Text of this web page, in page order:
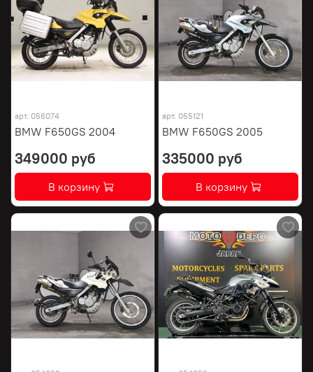
арт. 056074
BMW F650GS 2004
349000 руб
В корзину
арт. 055121
BMW F650GS 2005
335000 руб
В корзину